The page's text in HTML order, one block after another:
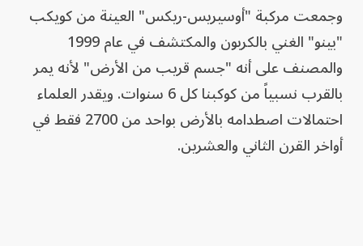
وجمعت مركبة "أوسيريس-ريكس" العينة من كويكب
"بينو" الغني بالكربون والمكتشف في عام 1999
والمصنف على أنه "جسم قريب من الأرض" لأنه يمر
بالقرب نسبياً من كوكبنا كل 6 سنوات. ويقدر العلماء
احتمالات اصطدامه بالأرض بواحد من 2700 فقط في
أواخر القرن الثاني والعشرين.